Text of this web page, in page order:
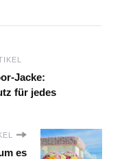
Jacke:
für jedes
es